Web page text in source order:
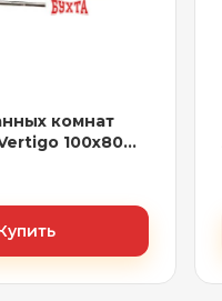
комнат
100x80